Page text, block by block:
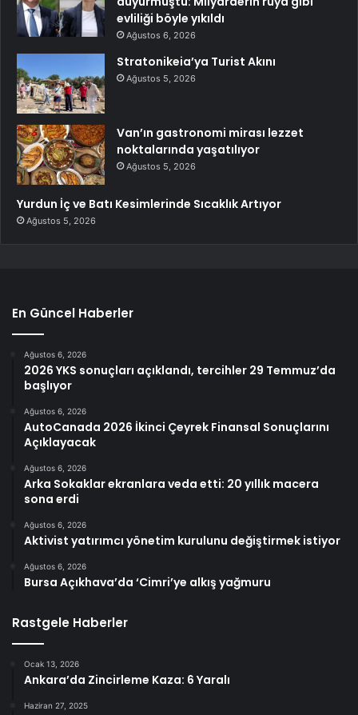
evliliği böyle yıkıldı
Ağustos 6, 2026
Stratonikeia’ya Turist Akını
Ağustos 5, 2026
Van’ın gastronomi mirası lezzet
noktalarında yaşatılıyor
Ağustos 5, 2026
Yurdun İç ve Batı Kesimlerinde Sıcaklık Artıyor
Ağustos 5, 2026
En Güncel Haberler
Ağustos 6, 2026
2026 YKS sonuçları açıklandı, tercihler 29 Temmuz’da
başlıyor
Ağustos 6, 2026
AutoCanada 2026 İkinci Çeyrek Finansal Sonuçlarını
Açıklayacak
Ağustos 6, 2026
Arka Sokaklar ekranlara veda etti: 20 yıllık macera
sona erdi
Ağustos 6, 2026
Aktivist yatırımcı yönetim kurulunu değiştirmek istiyor
Ağustos 6, 2026
Bursa Açıkhava’da ‘Cimri’ye alkış yağmuru
Rastgele Haberler
Ocak 13, 2026
Ankara’da Zincirleme Kaza: 6 Yaralı
Haziran 27, 2025